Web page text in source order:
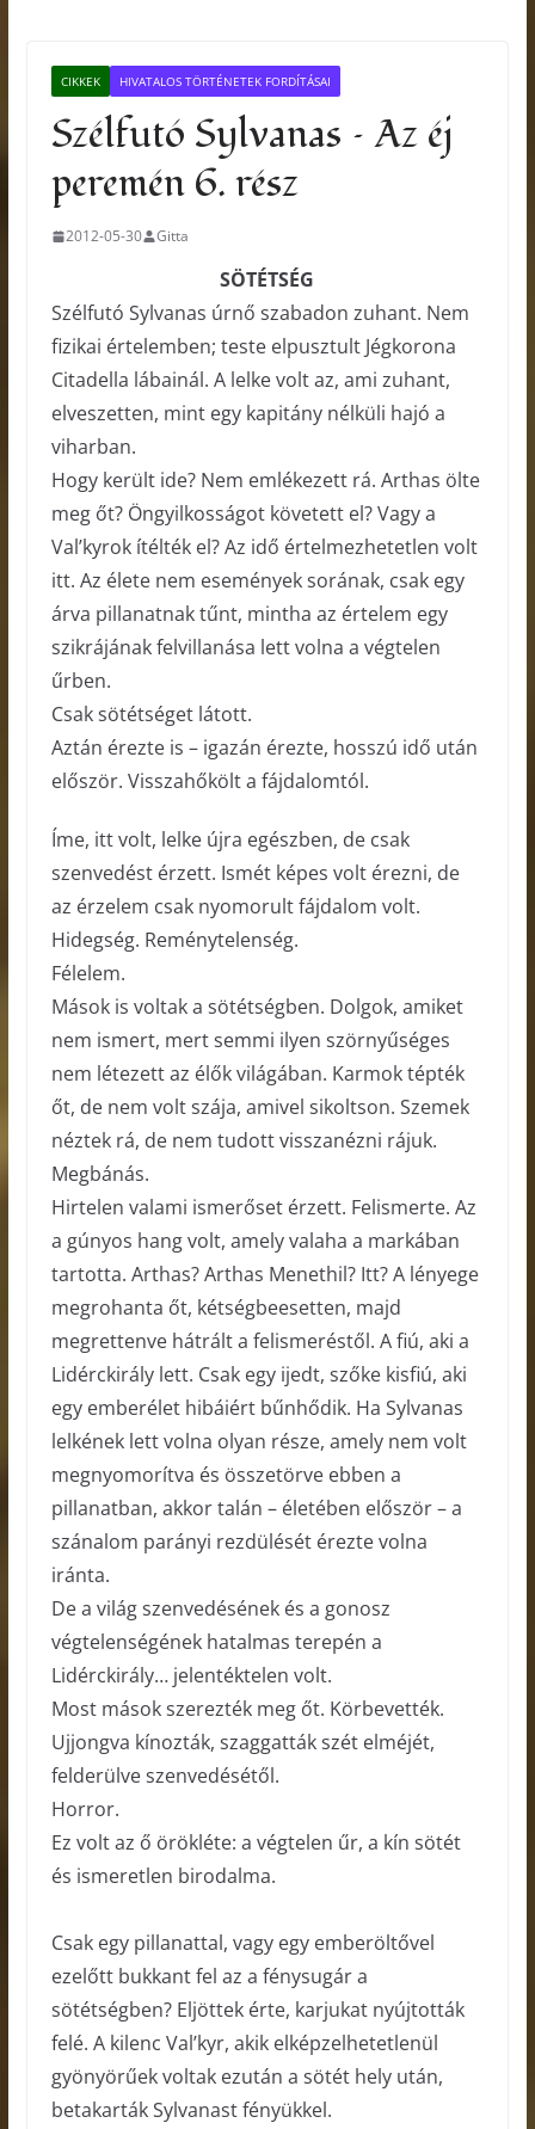
CIKKEK HIVATALOS TÖRTÉNETEK FORDÍTÁSAI
Szélfutó Sylvanas – Az éj
peremén 6. rész
2012-05-30 Gitta
SÖTÉTSÉG
Szélfutó Sylvanas úrnő szabadon zuhant. Nem
fizikai értelemben; teste elpusztult Jégkorona
Citadella lábainál. A lelke volt az, ami zuhant,
elveszetten, mint egy kapitány nélküli hajó a
viharban.
Hogy került ide? Nem emlékezett rá. Arthas ölte
meg őt? Öngyilkosságot követett el? Vagy a
Val’kyrok ítélték el? Az idő értelmezhetetlen volt
itt. Az élete nem események sorának, csak egy
árva pillanatnak tűnt, mintha az értelem egy
szikrájának felvillanása lett volna a végtelen
űrben.
Csak sötétséget látott.
Aztán érezte is – igazán érezte, hosszú idő után
először. Visszahőkölt a fájdalomtól.
Íme, itt volt, lelke újra egészben, de csak
szenvedést érzett. Ismét képes volt érezni, de
az érzelem csak nyomorult fájdalom volt.
Hidegség. Reménytelenség.
Félelem.
Mások is voltak a sötétségben. Dolgok, amiket
nem ismert, mert semmi ilyen szörnyűséges
nem létezett az élők világában. Karmok tépték
őt, de nem volt szája, amivel sikoltson. Szemek
néztek rá, de nem tudott visszanézni rájuk.
Megbánás.
Hirtelen valami ismerőset érzett. Felismerte. Az
a gúnyos hang volt, amely valaha a markában
tartotta. Arthas? Arthas Menethil? Itt? A lényege
megrohanta őt, kétségbeesetten, majd
megrettenve hátrált a felismeréstől. A fiú, aki a
Lidérckirály lett. Csak egy ijedt, szőke kisfiú, aki
egy emberélet hibáiért bűnhődik. Ha Sylvanas
lelkének lett volna olyan része, amely nem volt
megnyomorítva és összetörve ebben a
pillanatban, akkor talán – életében először – a
szánalom parányi rezdülését érezte volna
iránta.
De a világ szenvedésének és a gonosz
végtelenségének hatalmas terepén a
Lidérckirály… jelentéktelen volt.
Most mások szerezték meg őt. Körbevették.
Ujjongva kínozták, szaggatták szét elméjét,
felderülve szenvedésétől.
Horror.
Ez volt az ő örökléte: a végtelen űr, a kín sötét
és ismeretlen birodalma.
Csak egy pillanattal, vagy egy emberöltővel
ezelőtt bukkant fel az a fénysugár a
sötétségben? Eljöttek érte, karjukat nyújtották
felé. A kilenc Val’kyr, akik elképzelhetetlenül
gyönyörűek voltak ezután a sötét hely után,
betakarták Sylvanast fényükkel.